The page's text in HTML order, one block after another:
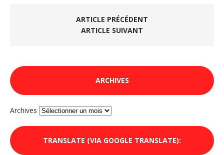
ARTICLE PRÉCÉDENT
ARTICLE SUIVANT
ARCHIVES
Archives
TRANSLATE (VIA GOOGLE TRANSLATE):